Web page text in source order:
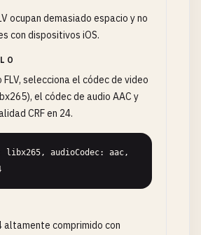
ocupan demasiado espacio y no
con dispositivos iOS.
FLV, selecciona el códec de video
el códec de audio AAC y
CRF en 24.
libx265, audioCodec: aac,
altamente comprimido con